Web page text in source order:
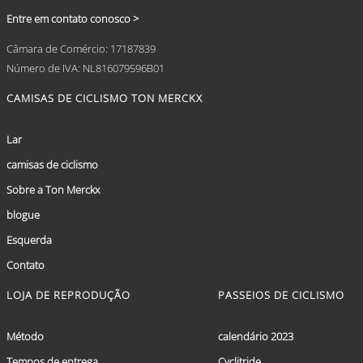
Entre em contato conosco >
Câmara de Comércio: 17187839
Número de IVA: NL816079596B01
CAMISAS DE CICLISMO TON MERCKX
Lar
camisas de ciclismo
Sobre a Ton Merckx
blogue
Esquerda
Contato
LOJA DE REPRODUÇÃO
Método
PASSEIOS DE CICLISMO
calendário 2023